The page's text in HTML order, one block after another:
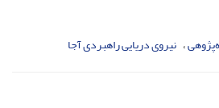
نیروی دریایی راهبردی آجا